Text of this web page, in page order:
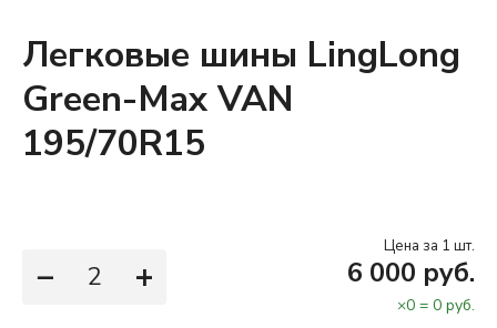
Легковые шины LingLong
Green-Max VAN
195/70R15
− +
Цена за 1 шт.
6 000 руб.
×0 = 0 руб.